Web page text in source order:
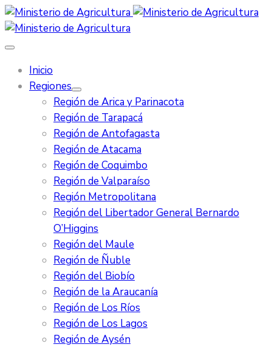
Inicio
Regiones
Región de Arica y Parinacota
Región de Tarapacá
Región de Antofagasta
Región de Atacama
Región de Coquimbo
Región de Valparaíso
Región Metropolitana
Región del Libertador General Bernardo
O’Higgins
Región del Maule
Región de Ñuble
Región del Biobío
Región de la Araucanía
Región de Los Ríos
Región de Los Lagos
Región de Aysén